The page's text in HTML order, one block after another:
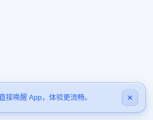
接唤醒 App，体验更流畅。